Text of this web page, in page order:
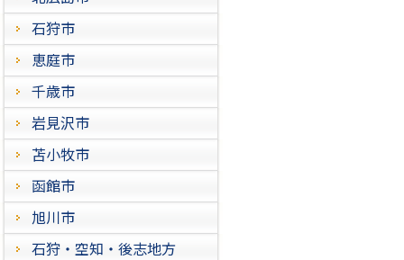
石狩市
恵庭市
千歳市
岩見沢市
苫小牧市
函館市
旭川市
石狩・空知・後志地方